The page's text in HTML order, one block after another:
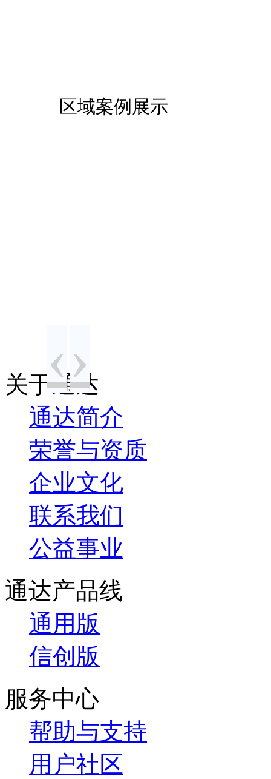
区域案例展示
‹›
关于通达
通达简介
荣誉与资质
企业文化
联系我们
公益事业
通达产品线
通用版
信创版
服务中心
帮助与支持
用户社区